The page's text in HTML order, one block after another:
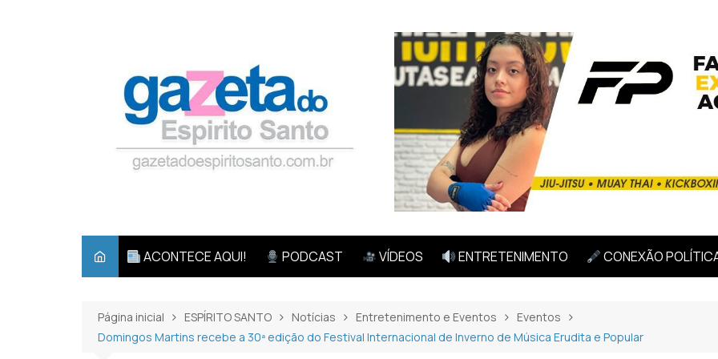
ACONTECE AQUI! PODCAST VÍDEOS ENTRETENIMENTO CONEXÃO
Página inicial ESPÍRITO SANTO Notícias Entretenimento e Eventos
Eventos
Domingos Martins recebe a 30ª edição do Festival Internacional de Inverno de Música Erudita e Popular